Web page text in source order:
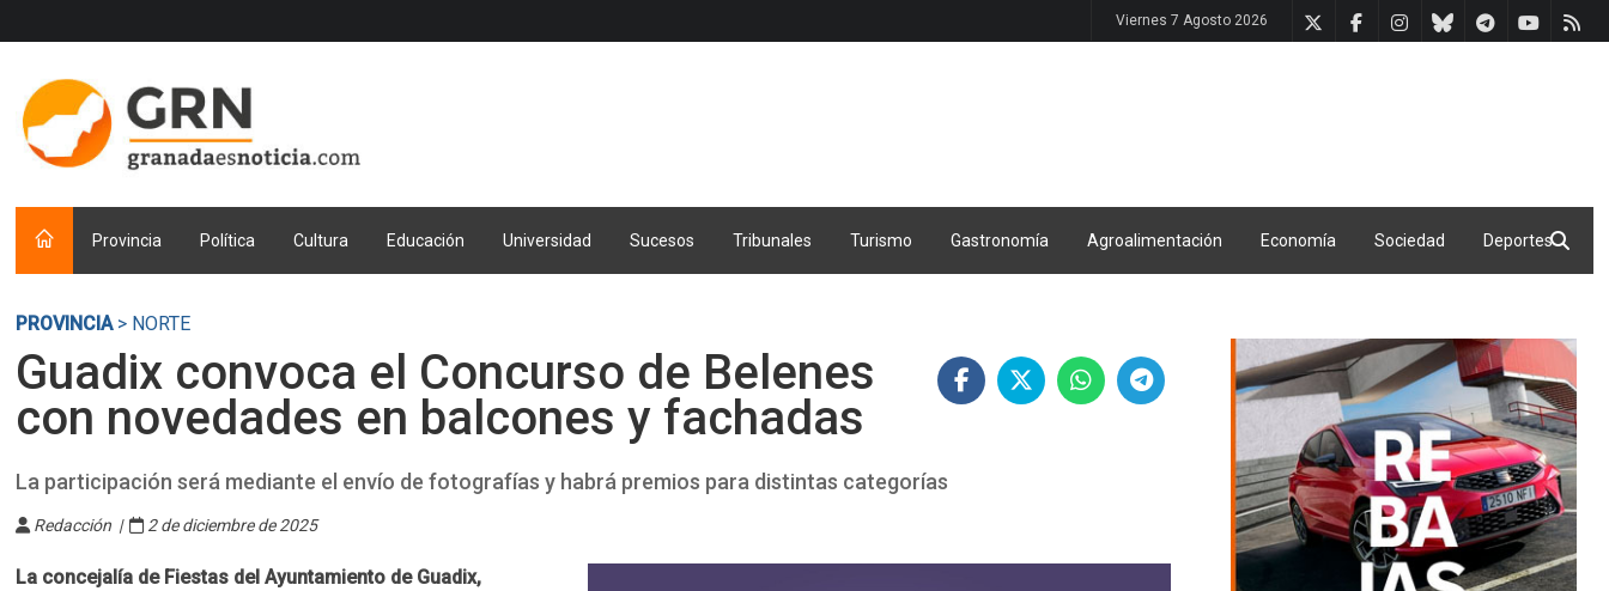
Viernes 7 Agosto 2026
Provincia Política Cultura Educación Universidad Sucesos Tribunales Turismo Gastronomía Agroalimentación Economía Sociedad Deportes
PROVINCIA> NORTE
Guadix convoca el Concurso de Belenes
con novedades en balcones y fachadas
La participación será mediante el envío de fotografías y habrá premios para distintas categorías
Redacción | 2 de diciembre de 2025
La concejalía de Fiestas del Ayuntamiento de Guadix,